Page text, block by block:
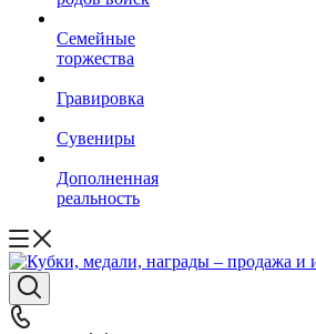
Семейные
торжества
Гравировка
Сувениры
Дополненная
реальность